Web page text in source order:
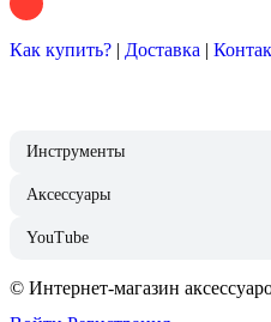
Как купить? | Доставка |
Инструменты
Аксессуары
YouTube
© Интернет-магазин